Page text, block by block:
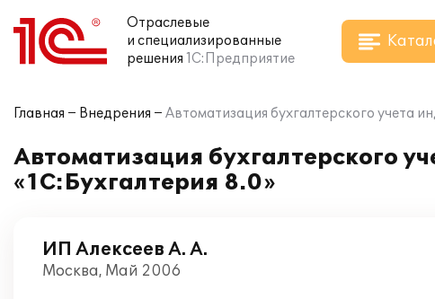
Отраслевые
и специализированные
решения 1С:Предприятие
Главная Внедрения Автоматизация бухгалтерского учета
Автоматизация бухгалтерского
«1С:Бухгалтерия 8.0»
ИП Алексеев А. А.
Москва, Май 2006